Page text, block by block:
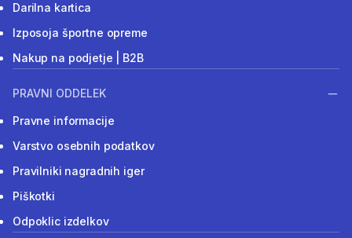
Darilna kartica
Izposoja športne opreme
Nakup na podjetje | B2B
PRAVNI ODDELEK
Pravne informacije
Varstvo osebnih podatkov
Pravilniki nagradnih iger
Piškotki
Odpoklic izdelkov